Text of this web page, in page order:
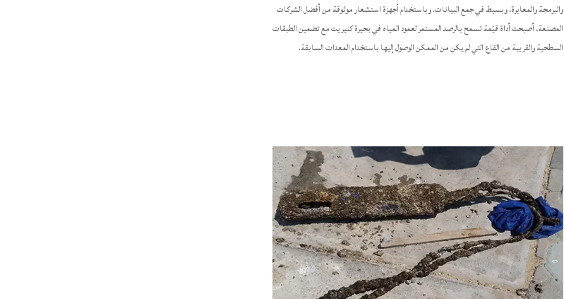
والبرمجة والمعايرة، وبسيط في جمع البيانات. وباستخدام أجهزة استشعار موثوقة من أفضل الشركات
المصنعة، أصبحت أداة قيّمة تسمح بالرصد المستمر لعمود المياه في بحيرة كنيريت مع تضمين الطبقات
السطحية والقريبة من القاع التي لم يكن من الممكن الوصول إليها باستخدام المعدات السابقة.